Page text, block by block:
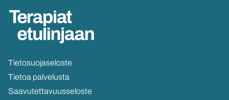
Tie­to­suo­ja­se­los­te
Tie­toa pal­ve­lus­ta
Saa­vu­tet­ta­vuus­se­los­te